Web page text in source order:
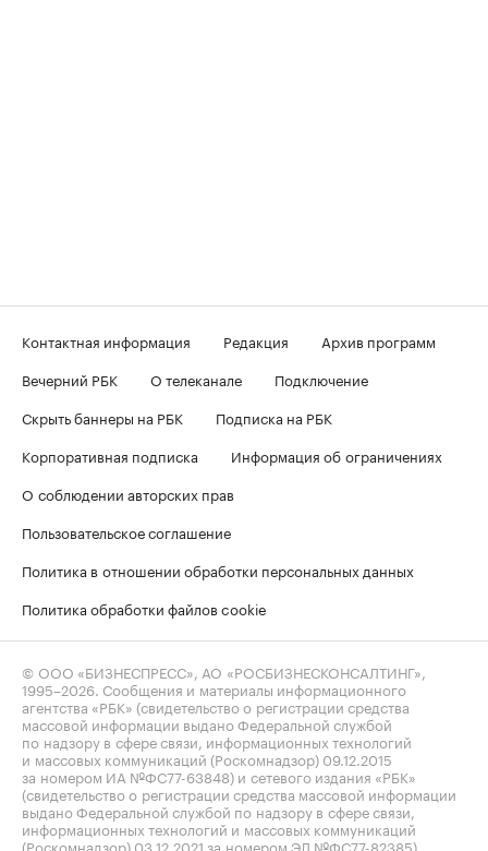
Контактная информация Редакция
Архив программ
Вечерний РБК
О телеканале
Подключение
Скрыть баннеры на РБК
Подписка на РБК
Корпоративная подписка
Информация об ограничениях
О соблюдении авторских прав
Пользовательское соглашение
Политика в отношении обработки персональных данных
Политика обработки файлов cookie
© ООО «БИЗНЕСПРЕСС», АО «РОСБИЗНЕСКОНСАЛТИНГ»,
1995–2026 . Сообщения и материалы информационного
агентства «РБК» (свидетельство о регистрации средства
массовой информации выдано Федеральной службой
по надзору в сфере связи, информационных технологий
и массовых коммуникаций (Роскомнадзор) 09.12.2015
за номером ИА №ФС77-63848) и сетевого издания «РБК»
(свидетельство о регистрации средства массовой информации
выдано Федеральной службой по надзору в сфере связи,
информационных технологий и массовых коммуникаций
(Роскомнадзор) 03.12.2021 за номером ЭЛ №ФС77-82385)